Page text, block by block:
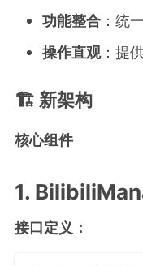
功能整合 ：统
操作直观：提
🏗️ 新架构
核心组件
1.
接口定义：